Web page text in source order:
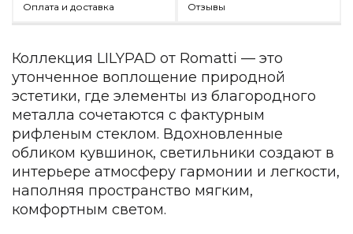
Детская мебель
Коллекции
ROOM — Modern
INTERRA — Soft Modern
ARTOPIA — Mid-Century
DAYZ — Ethno
Все коллекции мебели
Подбор, производство и комплектация по вашему
Декор
Оплата и доставка Отзывы
Коллекция LILYPAD от Romatti — это
утонченное воплощение природной
эстетики, где элементы из благородного
металла сочетаются с фактурным
рифленым стеклом. Вдохновленные
обликом кувшинок, светильники создают в
интерьере атмосферу гармонии и легкости,
наполняя пространство мягким,
комфортным светом.